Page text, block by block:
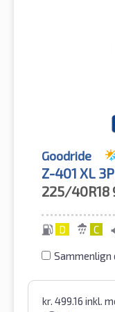
Goodride
Z-401 XL
225/40R18
D C
kr. 499.16 inkl.